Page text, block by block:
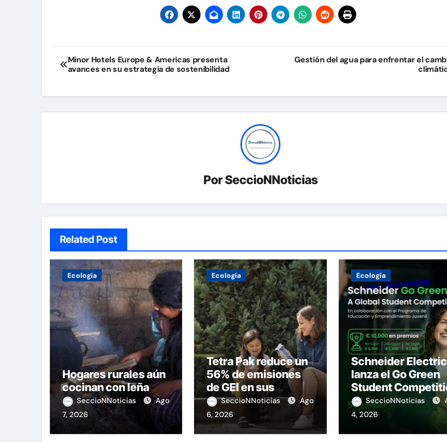
Navegación
de
entradas
Minor Hotels Europe & Americas presenta
avances en su estrategia de sostenibilidad
Gestión del agua para enfrentar el
PorSeccioNNoticias
Related Post
Ecología
Hogares rurales aún
cocinan con leña
SeccioNNoticias
Ago
7, 2026
Ecología
Tetra Pak reduce un
56% de emisiones
de GEI en sus
operaciones
SeccioNNoticias
Ago
6, 2026
Ecología
Schneider Electric
lanza el Go Green
Student
SeccioNNoticias
4, 2026